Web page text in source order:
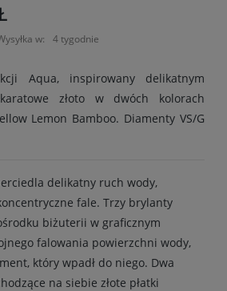
w: 4 tygodnie
Aqua, inspirowany delikatnym
złoto w dwóch kolorach
Lemon Bamboo. Diamenty VS/G
delikatny ruch wody,
fale. Trzy brylanty
biżuterii w graficznym
falowania powierzchni wody,
który wpadł do niego. Dwa
na siebie złote płatki